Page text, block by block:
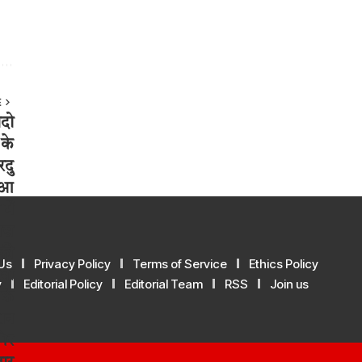
Privacy Policy Terms of Service
Ethics Policy
Editorial Policy Editorial Team RSS Join us